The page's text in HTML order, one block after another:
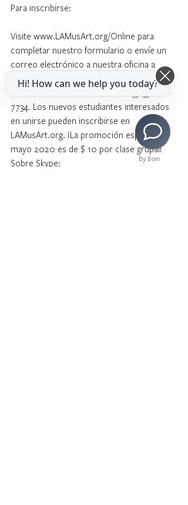
Para inscribirse:
Visite www.LAMusArt.org/Online para
completar nuestro formulario o envíe un
correo electrónico a nuestra oficina a
ASanon@LAMusArt.org. Nuestras líneas
telefónicas abren a las 10 am al (323) 262-
7734. Los nuevos estudiantes interesados ​​
en unirse pueden inscribirse en
LAMusArt.org. ¡La promoción especial de
mayo 2020 es de $ 10 por clase grupal!
Sobre Skype:
By Boei
Hi! How can we help you today?